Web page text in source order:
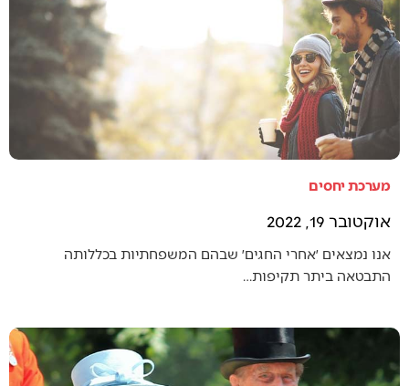
מערכת יחסים
אוקטובר 19, 2022
אנו נמצאים ׳אחרי החגים׳ שבהם המשפחתיות בכללותה
התבטאה ביתר תקיפות…